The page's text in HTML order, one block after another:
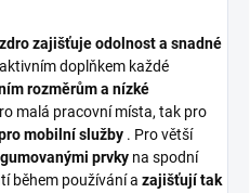
zajišťuje odolnost a snadné
doplňkem každé
rozměrům a nízké
malá pracovní místa, tak pro
mobilní služby . Pro větší
prvky na spodní
během používání a zajišťují tak